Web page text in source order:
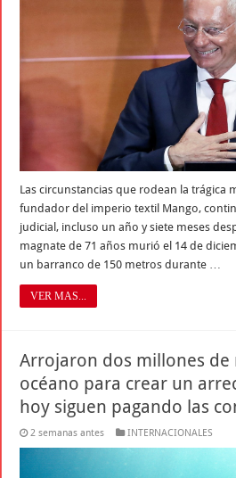
Las circunstancias que rodean la trágica
fundador del imperio textil Mango,
judicial, incluso un año y siete meses
magnate de 71 años murió el 14 de
un barranco de 150 metros durante …
VER MAS...
Arrojaron dos millones de
océano para crear un
hoy siguen pagando las
2 semanas antes INTERNACIONALES